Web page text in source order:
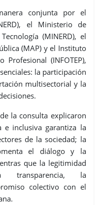
conjunta por el
el Ministerio de
(MINERD), el
(MAP) y el Instituto
Profesional (INFOTEP),
ciales: la participación
multisectorial y la
la consulta explicaron
e inclusiva garantiza la
de la sociedad; la
el diálogo y la
que la legitimidad
transparencia, la
colectivo con el